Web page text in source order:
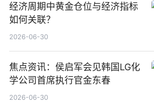
经济周期中黄金仓位与经济指标
如何关联？
2026-06-30
焦点资讯：侯启军会见韩国LG化
学公司首席执行官金东春
2026-06-30